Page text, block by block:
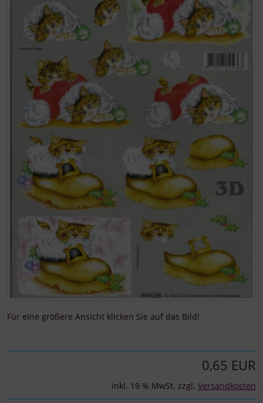
Für eine größere Ansicht klicken Sie auf das Bild!
0,65 EUR
inkl. 19 % MwSt. zzgl. Versandkosten